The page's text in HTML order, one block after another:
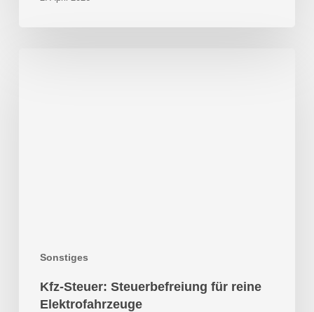
Sonstiges
Kfz-Steuer: Steuerbefreiung für reine
Elektrofahrzeuge